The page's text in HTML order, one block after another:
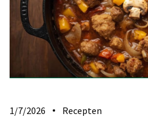
1/7/2026 Recepten